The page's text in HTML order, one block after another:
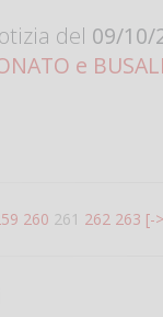
del 09/10/
e
260 261 262 263 [-